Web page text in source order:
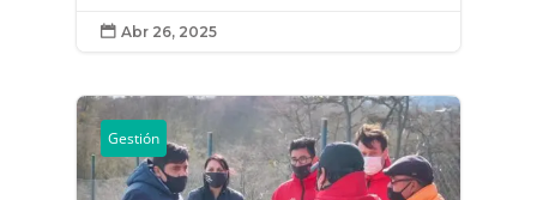
 Abr 26, 2025
Gestión